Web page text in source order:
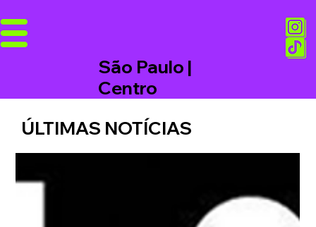
São Paulo |
Centro
ÚLTIMAS NOTÍCIAS